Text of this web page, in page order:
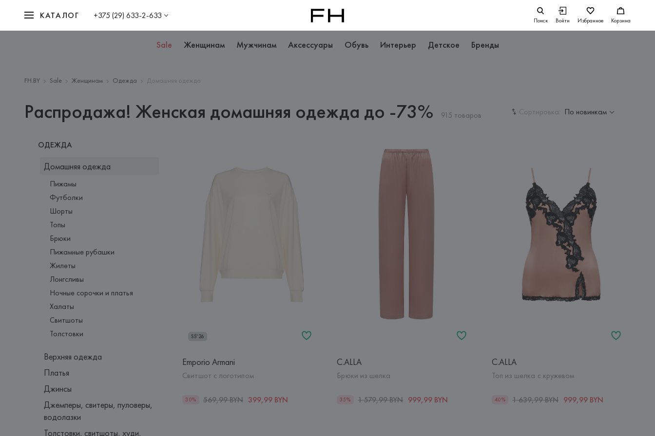
КАТАЛОГ +375 (29) 633-2-633 Поиск Войти Избранное Корзина
Sale Женщинам Мужчинам Аксессуары Обувь Интерьер Детское Бренды
FH.BY Sale Женщинам Одежда Домашняя одежда
Распродажа! Женская домашняя одежда до -73% 915 товаров Сортировка: По новинкам
ОДЕЖДА
Домашняя одежда
Пижамы
Футболки
Шорты
Топы
Брюки
Пижамные рубашки
Жилеты
Лонгсливы
Ночные сорочки и платья
Халаты
Свитшоты
Толстовки
Верхняя одежда
Платья
Джинсы
Джемперы, свитеры, пуловеры,
водолазки
Толстовки, свитшоты, худи,
SS'26
Emporio Armani
Свитшот с логотипом
30% 569,99 BYN 399,99 BYN
C.ALLA
Брюки из шелка
35% 1 579,99 BYN 999,99 BYN
C.ALLA
Топ из шелка с кружевом
40% 1 639,99 BYN 999,99 BYN